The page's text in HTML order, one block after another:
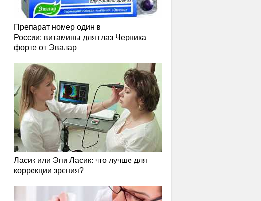
Препарат номер один в
России: витамины для глаз Черника
форте от Эвалар
Ласик или Эпи Ласик: что лучше для
коррекции зрения?